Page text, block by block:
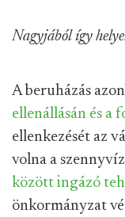
Nagyjából így
A beruházás
ellenállásán és a
ellenkezését az
volna a
között ingázó
önkormányzat